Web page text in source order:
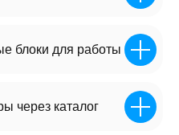
блоки для работы
через каталог